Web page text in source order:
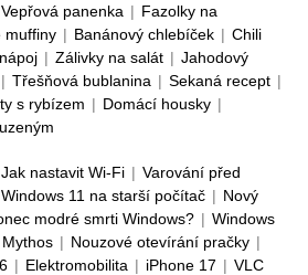
Vepřová panenka | Fazolky na
muffiny | Banánový chlebíček | Chili
| Zálivky na salát | Jahodový
| Třešňová bublanina | Sekaná recept |
s rybízem | Domácí housky |
Jak nastavit Wi-Fi | Varování před
11 na starší počítač | Nový
modré smrti Windows? | Windows
| Nouzové otevírání pračky |
| Elektromobilita | iPhone 17 | VLC